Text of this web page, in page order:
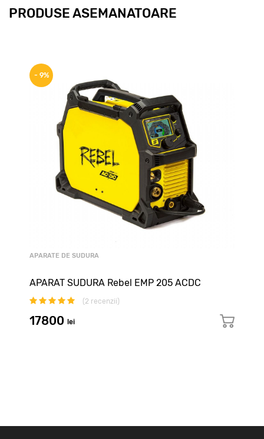
PRODUSE ASEMANATOARE
- 9%
APARATE DE SUDURA
APARAT SUDURA Rebel EMP 205 ACDC
(2 recenzii)
17800 lei